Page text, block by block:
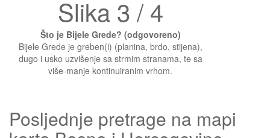
Slika 3 / 4
Što je Bijele Grede? (odgovoreno)
Bijele Grede je greben(i) (planina, brdo, stijena),
dugo i usko uzvišenje sa strmim stranama, te sa
više-manje kontinuiranim vrhom.
Posljednje pretrage na mapi